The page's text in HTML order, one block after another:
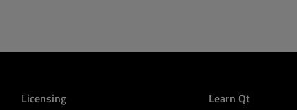
Licensing Learn Qt